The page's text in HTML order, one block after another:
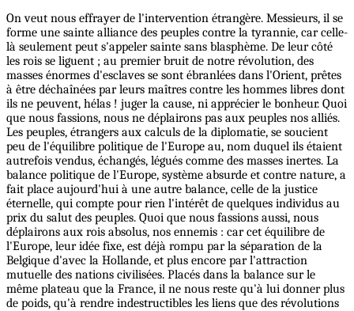
On veut nous effrayer de l'intervention étrangère. Messieurs, il se
forme une sainte alliance des peuples contre la tyrannie, car celle-
là seulement peut s'appeler sainte sans blasphème. De leur côté
les rois se liguent ; au premier bruit de notre révolution, des
masses énormes d'esclaves se sont ébranlées dans l'Orient, prêtes
à être déchaînées par leurs maîtres contre les hommes libres dont
ils ne peuvent, hélas ! juger la cause, ni apprécier le bonheur. Quoi
que nous fassions, nous ne déplairons pas aux peuples nos alliés.
Les peuples, étrangers aux calculs de la diplomatie, se soucient
peu de l'équilibre politique de l'Europe au, nom duquel ils étaient
autrefois vendus, échangés, légués comme des masses inertes. La
balance politique de l'Europe, système absurde et contre nature, a
fait place aujourd'hui à une autre balance, celle de la justice
éternelle, qui compte pour rien l'intérêt de quelques individus au
prix du salut des peuples. Quoi que nous fassions aussi, nous
déplairons aux rois absolus, nos ennemis : car cet équilibre de
l'Europe, leur idée fixe, est déjà rompu par la séparation de la
Belgique d'avec la Hollande, et plus encore par l'attraction
mutuelle des nations civilisées. Placés dans la balance sur le
même plateau que la France, il ne nous reste qu'à lui donner plus
de poids, qu'à rendre indestructibles les liens que des révolutions